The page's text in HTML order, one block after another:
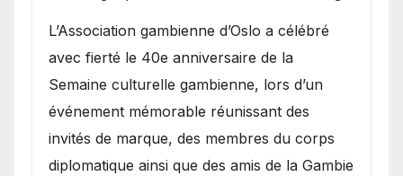
​L’Association gambienne d’Oslo a célébré
avec fierté le 40e anniversaire de la
Semaine culturelle gambienne, lors d’un
événement mémorable réunissant des
invités de marque, des membres du corps
diplomatique ainsi que des amis de la Gambie